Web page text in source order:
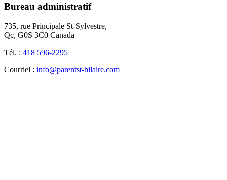
Bureau administratif
735, rue Principale St-Sylvestre,
Qc, G0S 3C0 Canada
Tél. : 418 596-2295
Courriel : info@parentst-hilaire.com